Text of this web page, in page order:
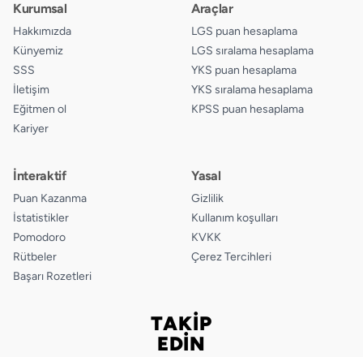
Kurumsal
Hakkımızda
Künyemiz
SSS
İletişim
Eğitmen ol
Kariyer
Araçlar
LGS puan hesaplama
LGS sıralama hesaplama
YKS puan hesaplama
YKS sıralama hesaplama
KPSS puan hesaplama
İnteraktif
Puan Kazanma
İstatistikler
Pomodoro
Rütbeler
Başarı Rozetleri
Yasal
Gizlilik
Kullanım koşulları
KVKK
Çerez Tercihleri
TAKİP
EDİN